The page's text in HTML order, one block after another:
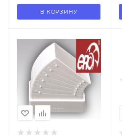
В КОРЗИНУ
Отправим
09.08.2026
В наличии в пункте
самовывоза